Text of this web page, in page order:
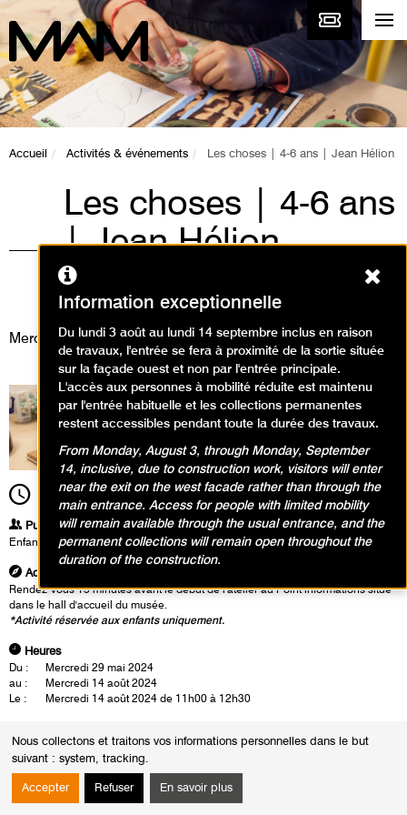
Nous collectons et traitons vos informations personnelles dans le but
suivant : system, tracking.
Accepter Refuser En savoir plus
Accueil Activités & événements Les choses | 4-6 ans | Jean Hélion
Les choses | 4-6 ans
| Jean Hélion
Visites, Animations / Visite
animation
Mercredi 14 août 2024
11h00Durée 1h30
Publics
Enfants / Ados
Adresse
Rendez-vous 15 minutes avant le début de l'atelier au Point informations situé
dans le hall d'accueil du musée.
*Activité réservée aux enfants uniquement.
Heures
Du :
Mercredi 29 mai 2024
au :
Mercredi 14 août 2024
Le :
Mercredi 14 août 2024 de 11h00 à 12h30
banals, ceux que l’on croise plusieurs fois par jour et qui nous
accompagnent tout au long de la journée. Les enfants les repèrent sur
quotidien. En atelier ils dessinent et découpent leurs objets les plus
Information exceptionnelle
Du lundi 3 août au lundi 14 septembre inclus en raison
de travaux, l'entrée se fera à proximité de la sortie située
sur la façade ouest et non par l'entrée principale.
L'accès aux personnes à mobilité réduite est maintenu
par l'entrée habituelle et les collections permanentes
restent accessibles pendant toute la durée des travaux.
From Monday, August 3, through Monday, September
14, inclusive, due to construction work, visitors will enter
near the exit on the west facade rather than through the
main entrance. Access for people with limited mobility
will remain available through the usual entrance, and the
permanent collections will remain open throughout the
duration of the construction.